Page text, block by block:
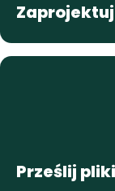
Prześlij